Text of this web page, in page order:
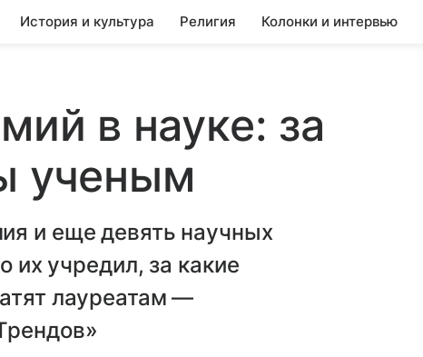
История и культура Религия Колонки и интервью
в науке: за
ученым
и еще девять научных
их учредил, за какие
лауреатам —